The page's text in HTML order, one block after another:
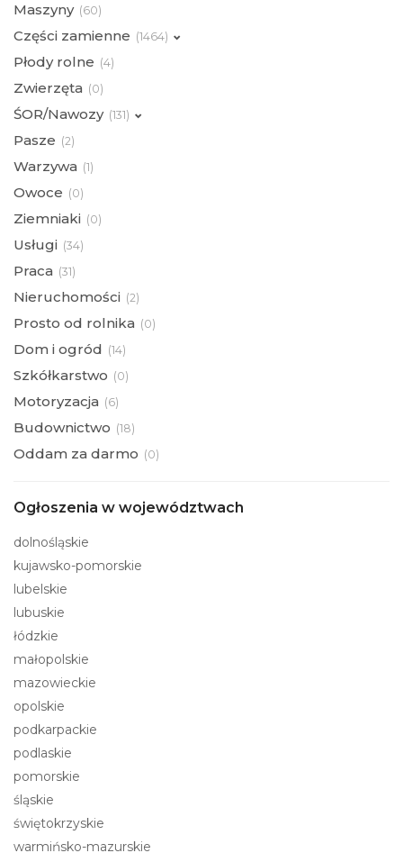
Maszyny (60)
Części zamienne (1464)
Płody rolne (4)
Zwierzęta (0)
ŚOR/Nawozy (131)
Pasze (2)
Warzywa (1)
Owoce (0)
Ziemniaki (0)
Usługi (34)
Praca (31)
Nieruchomości (2)
Prosto od rolnika (0)
Dom i ogród (14)
Szkółkarstwo (0)
Motoryzacja (6)
Budownictwo (18)
Oddam za darmo (0)
Ogłoszenia w województwach
dolnośląskie
kujawsko-pomorskie
lubelskie
lubuskie
łódzkie
małopolskie
mazowieckie
opolskie
podkarpackie
podlaskie
pomorskie
śląskie
świętokrzyskie
warmińsko-mazurskie